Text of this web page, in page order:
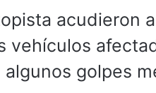
acudieron
vehículos
golpes